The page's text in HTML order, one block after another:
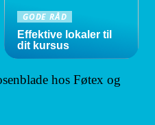
GODE RÅD
Effektive lokaler til
dit kursus
hos Føtex og